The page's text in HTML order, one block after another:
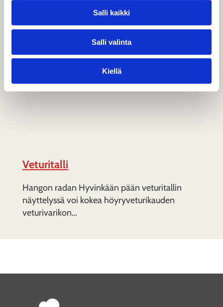
Salli kaikki
Salli valinta
Kiellä
Veturitalli
Hangon radan Hyvinkään pään veturitallin
näyttelyssä voi kokea höyryveturikauden
veturivarikon…